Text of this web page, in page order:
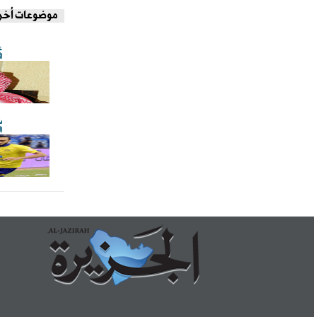
موضوعات